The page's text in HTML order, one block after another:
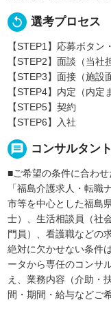
replay 選考プロセス
【STEP1】応募ボタン
【STEP2】面談（当社
【STEP3】面接（施設
【STEP4】内定（内定
【STEP5】契約
【STEP6】入社
message コンサルタン
■ご希望の条件に合わせ
「福島介護求人・転職
市等を中心とした福島
士）、生活相談員（社
門員）、看護職などの
絶対に欠かせない条件
ータから専任のコンサ
え、業務内容（介助・
間・期間・給与などご